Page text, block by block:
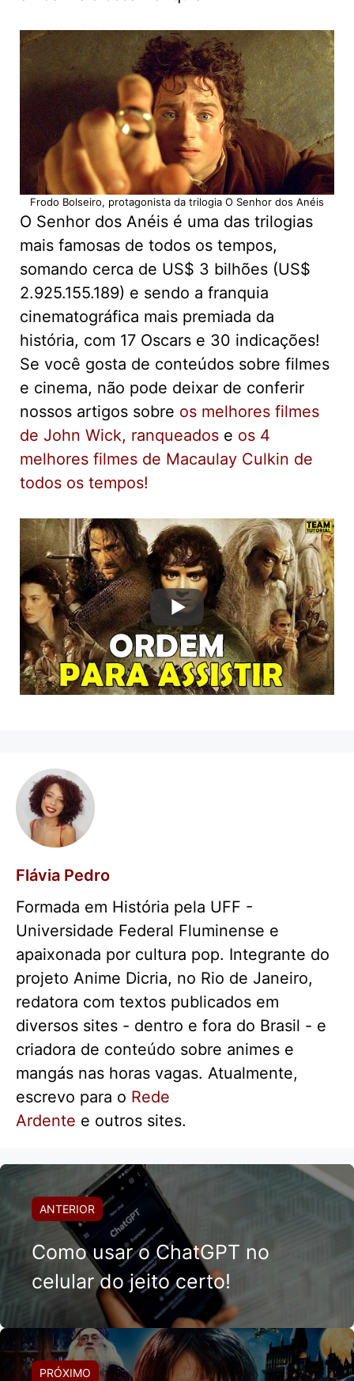
Frodo Bolseiro, protagonista da trilogia O Senhor dos Anéis
O Senhor dos Anéis é uma das trilogias
mais famosas de todos os tempos,
somando cerca de US$ 3 bilhões (US$
2.925.155.189) e sendo a franquia
cinematográfica mais premiada da
história, com 17 Oscars e 30 indicações!
Se você gosta de conteúdos sobre filmes
e cinema, não pode deixar de conferir
nossos artigos sobre os melhores filmes
de John Wick, ranqueados e os 4
melhores filmes de Macaulay Culkin de
todos os tempos!
Flávia Pedro
Formada em História pela UFF -
Universidade Federal Fluminense e
apaixonada por cultura pop. Integrante do
projeto Anime Dicria, no Rio de Janeiro,
redatora com textos publicados em
diversos sites - dentro e fora do Brasil - e
criadora de conteúdo sobre animes e
mangás nas horas vagas. Atualmente,
escrevo para o Rede
Ardente e outros sites.
ANTERIOR
Como usar o ChatGPT no
celular do jeito certo!
PRÓXIMO